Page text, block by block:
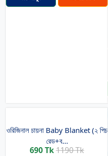
ওরিজিনাল চায়না Baby Blanket (২ পিচ
রেড+ব...
690 Tk1190 Tk